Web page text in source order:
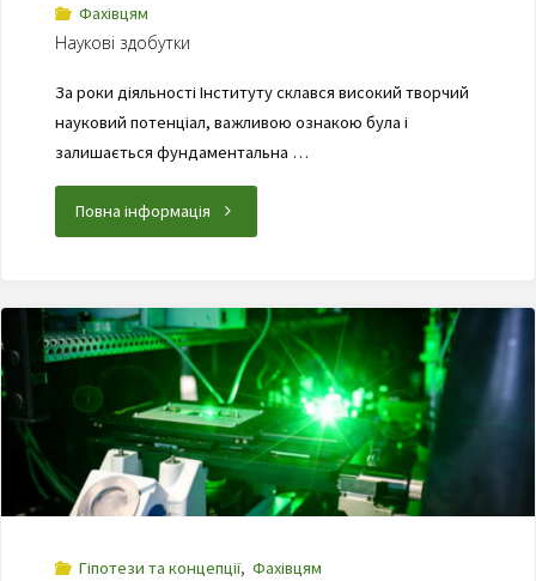
Фахівцям
Наукові здобутки
За роки діяльності Інституту склався високий творчий
науковий потенціал, важливою ознакою була і
залишається фундаментальна …
Повна інформація"Наукові
Гіпотези та концепції, Фахівцям